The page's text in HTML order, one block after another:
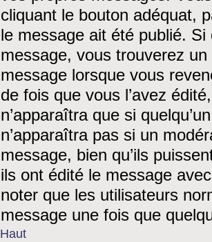
cliquant le bouton adéquat,
le message ait été publié. Si
message, vous trouverez
message lorsque vous
de fois que vous l’avez
n’apparaîtra que si
n’apparaîtra pas si un
message, bien qu’ils
ils ont édité le message
noter que les utilisateurs
message une fois que
Haut